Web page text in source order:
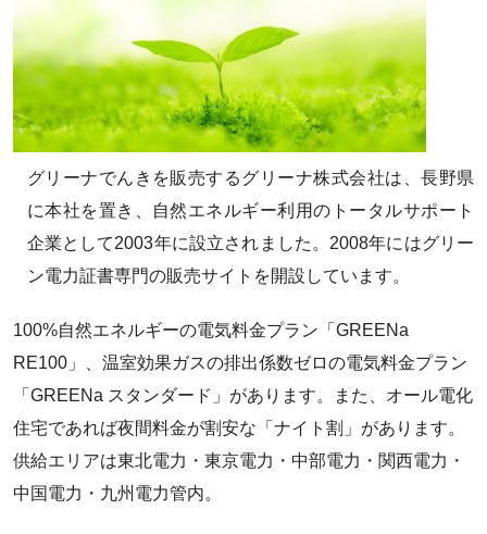
グリーナでんきを販売するグリーナ株式会社は、長野県
に本社を置き、自然エネルギー利用のトータルサポート
企業として2003年に設立されました。2008年にはグリー
ン電力証書専門の販売サイトを開設しています。
100%自然エネルギーの電気料金プラン「GREENa
RE100」、温室効果ガスの排出係数ゼロの電気料金プラン
「GREENa スタンダード」があります。また、オール電化
住宅であれば夜間料金が割安な「ナイト割」があります。
供給エリアは東北電力・東京電力・中部電力・関西電力・
中国電力・九州電力管内。